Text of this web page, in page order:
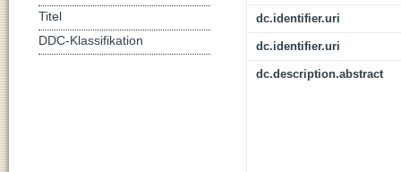
dc.identifier.uri
dc.identifier.uri
dc.description.abstract
Titel
DDC-Klassifikation